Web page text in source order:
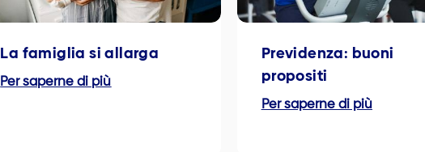
La famiglia si allarga
Per saperne di più
Previdenza: buoni
propositi
Per saperne di più